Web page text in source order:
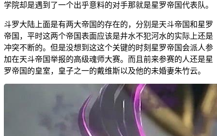
学院却是遇到了一个出乎意料的对手那就是星罗帝国代表队。
斗罗大陆上面是有两大帝国的存在的，分别是天斗帝国和星罗
帝国，平时这两个帝国表面应该是井水不犯河水的实际上还是
冲突不断的。但是没想到这这个关键的时刻星罗帝国会派人参
加在天斗帝国举报的高级魂师大赛。而且前来参赛的人还是星
罗帝国的皇室，皇子之一的戴维斯以及他的未婚妻朱竹云。